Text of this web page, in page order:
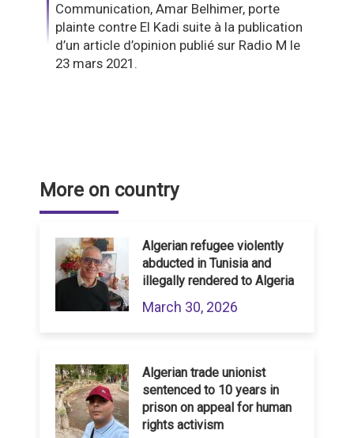
Communication, Amar Belhimer, porte
plainte contre El Kadi suite à la publication
d’un article d’opinion publié sur Radio M le
23 mars 2021.
More on country
Algerian refugee violently
abducted in Tunisia and
illegally rendered to Algeria
March 30, 2026
Algerian trade unionist
sentenced to 10 years in
prison on appeal for human
rights activism